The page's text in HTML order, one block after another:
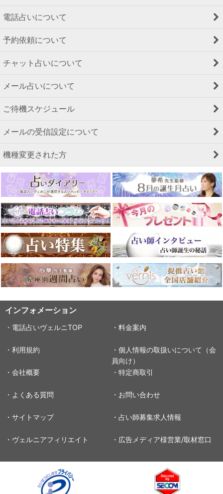
電話占いについて
予約依頼について
チャット占いについて
メール占いについて
ご待機スケジュール
メールの受信設定について
機種変更された方
インフォメーション
・電話占いヴェルニTOP ・料金案内
・利用規約
・個人情報の取扱いについて（会
員向け）
・会社概要
・特定商取引
・よくある質問 ・お問い合わせ
・サイトマップ ・占い師募集求人情報
・ヴェルニアフィリエイト ・広告メディア様営業/取材窓口